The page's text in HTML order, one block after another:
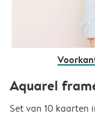
Aquarel
Set van 10 kaarten